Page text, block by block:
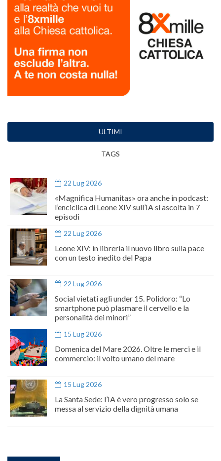
ULTIMI
TAGS
22 Lug 2026
«Magnifica Humanitas» ora anche in podcast:
l’enciclica di Leone XIV sull’IA si ascolta in 7
episodi
22 Lug 2026
Leone XIV: in libreria il nuovo libro sulla pace
con un testo inedito del Papa
22 Lug 2026
Social vietati agli under 15. Polidoro: “Lo
smartphone può plasmare il cervello e la
personalità dei minori”
15 Lug 2026
Domenica del Mare 2026. Oltre le merci e il
commercio: il volto umano del mare
15 Lug 2026
La Santa Sede: l’IA è vero progresso solo se
messa al servizio della dignità umana